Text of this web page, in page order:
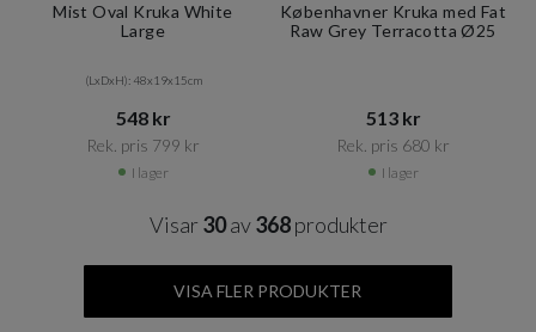
Mist Oval Kruka White
Large
(LxDxH): 48x19x15cm
548 kr​​
Rek. pris 799 kr​​
I lager
Københavner Kruka med Fat
Raw Grey Terracotta Ø25
513 kr​​
Rek. pris 680 kr​​
I lager
Visar 30av368produkter
VISA FLER PRODUKTER